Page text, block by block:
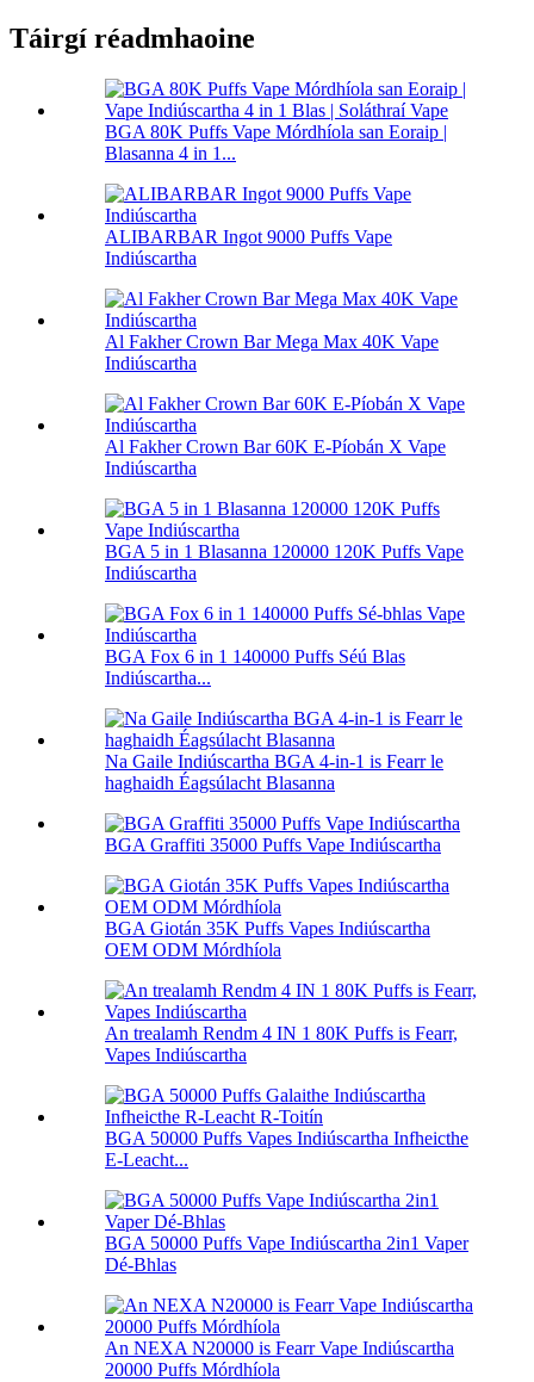
Táirgí réadmhaoine
BGA 80K Puffs Vape Mórdhíola san Eoraip |
Blasanna 4 in 1...
ALIBARBAR Ingot 9000 Puffs Vape
Indiúscartha
Al Fakher Crown Bar Mega Max 40K Vape
Indiúscartha
Al Fakher Crown Bar 60K E-Píobán X Vape
Indiúscartha
BGA 5 in 1 Blasanna 120000 120K Puffs Vape
Indiúscartha
BGA Fox 6 in 1 140000 Puffs Séú Blas
Indiúscartha...
Na Gaile Indiúscartha BGA 4-in-1 is Fearr le
haghaidh Éagsúlacht Blasanna
BGA Graffiti 35000 Puffs Vape Indiúscartha
BGA Giotán 35K Puffs Vapes Indiúscartha
OEM ODM Mórdhíola
An trealamh Rendm 4 IN 1 80K Puffs is Fearr,
Vapes Indiúscartha
BGA 50000 Puffs Vapes Indiúscartha Infheicthe
E-Leacht...
BGA 50000 Puffs Vape Indiúscartha 2in1 Vaper
Dé-Bhlas
An NEXA N20000 is Fearr Vape Indiúscartha
20000 Puffs Mórdhíola